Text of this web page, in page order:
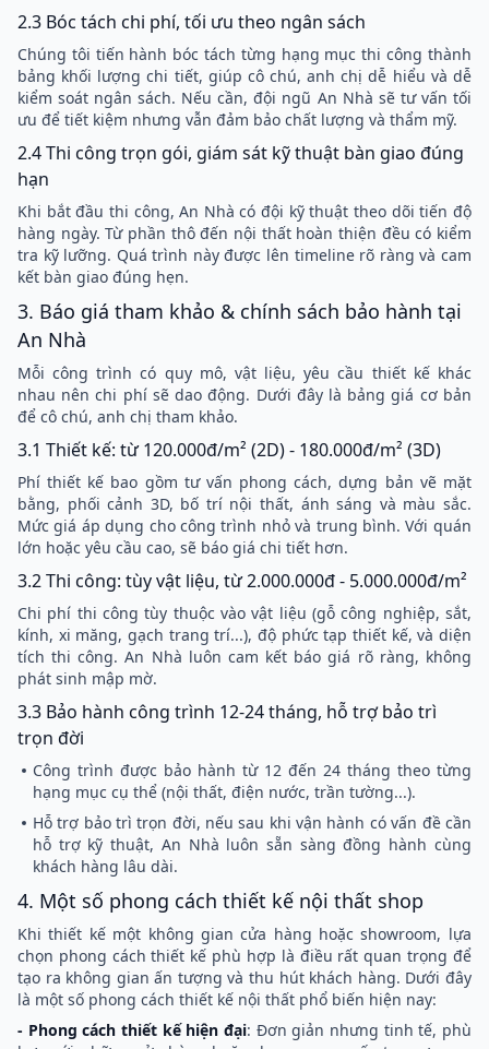
2.3 Bóc tách chi phí, tối ưu theo ngân sách
Chúng tôi tiến hành bóc tách từng hạng mục thi công thành
bảng khối lượng chi tiết, giúp cô chú, anh chị dễ hiểu và dễ
kiểm soát ngân sách. Nếu cần, đội ngũ An Nhà sẽ tư vấn tối
ưu để tiết kiệm nhưng vẫn đảm bảo chất lượng và thẩm mỹ.
2.4 Thi công trọn gói, giám sát kỹ thuật bàn giao đúng
hạn
Khi bắt đầu thi công, An Nhà có đội kỹ thuật theo dõi tiến độ
hàng ngày. Từ phần thô đến nội thất hoàn thiện đều có kiểm
tra kỹ lưỡng. Quá trình này được lên timeline rõ ràng và cam
kết bàn giao đúng hẹn.
3. Báo giá tham khảo & chính sách bảo hành tại
An Nhà
Mỗi công trình có quy mô, vật liệu, yêu cầu thiết kế khác
nhau nên chi phí sẽ dao động. Dưới đây là bảng giá cơ bản
để cô chú, anh chị tham khảo.
3.1 Thiết kế: từ 120.000đ/m² (2D) - 180.000đ/m² (3D)
Phí thiết kế bao gồm tư vấn phong cách, dựng bản vẽ mặt
bằng, phối cảnh 3D, bố trí nội thất, ánh sáng và màu sắc.
Mức giá áp dụng cho công trình nhỏ và trung bình. Với quán
lớn hoặc yêu cầu cao, sẽ báo giá chi tiết hơn.
3.2 Thi công: tùy vật liệu, từ 2.000.000đ - 5.000.000đ/m²
Chi phí thi công tùy thuộc vào vật liệu (gỗ công nghiệp, sắt,
kính, xi măng, gạch trang trí...), độ phức tạp thiết kế, và diện
tích thi công. An Nhà luôn cam kết báo giá rõ ràng, không
phát sinh mập mờ.
3.3 Bảo hành công trình 12-24 tháng, hỗ trợ bảo trì
trọn đời
Công trình được bảo hành từ 12 đến 24 tháng theo từng
hạng mục cụ thể (nội thất, điện nước, trần tường...).
Hỗ trợ bảo trì trọn đời, nếu sau khi vận hành có vấn đề cần
hỗ trợ kỹ thuật, An Nhà luôn sẵn sàng đồng hành cùng
khách hàng lâu dài.
4. Một số phong cách thiết kế nội thất shop
Khi thiết kế một không gian cửa hàng hoặc showroom, lựa
chọn phong cách thiết kế phù hợp là điều rất quan trọng để
tạo ra không gian ấn tượng và thu hút khách hàng. Dưới đây
là một số phong cách thiết kế nội thất phổ biến hiện nay:
- Phong cách thiết kế hiện đại: Đơn giản nhưng tinh tế, phù